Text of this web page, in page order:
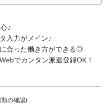
♪
入力がメイン♪
合った働き方ができる◎
でカンタン派遣登録OK！
の確認)